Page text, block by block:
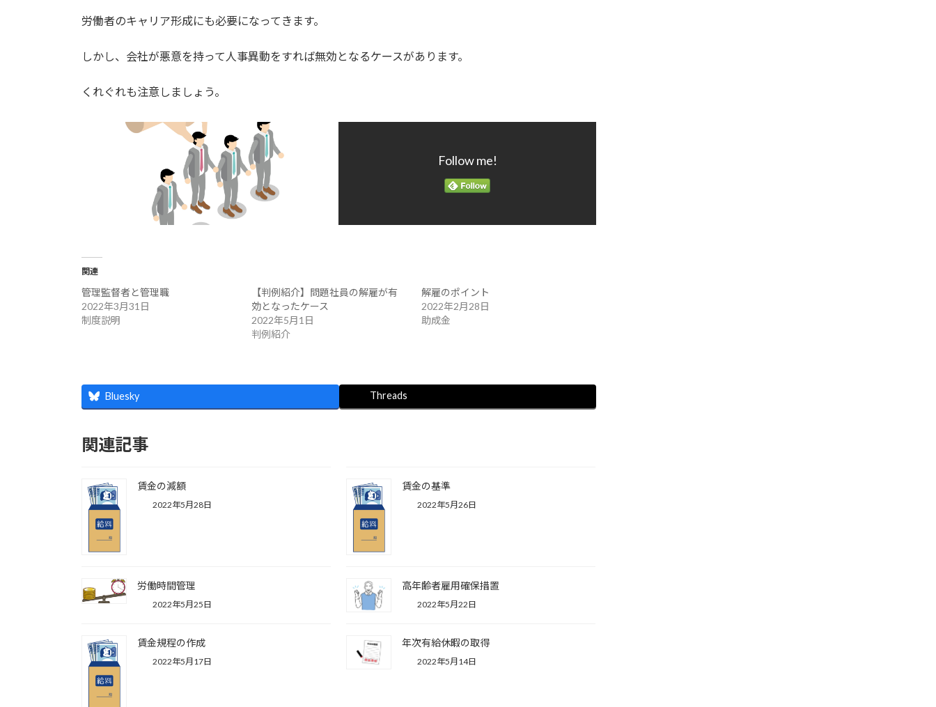
労働者のキャリア形成にも必要になってきます。
しかし、会社が悪意を持って人事異動をすれば無効となるケースがあります。
くれぐれも注意しましょう。
Follow me!
関連
管理監督者と管理職
2022年3月31日
制度説明
【判例紹介】問題社員の解雇が有
効となったケース
2022年5月1日
判例紹介
解雇のポイント
2022年2月28日
助成金
Bluesky Threads
関連記事
賃金の減額
2022年5月28日
賃金の基準
2022年5月26日
労働時間管理
2022年5月25日
高年齢者雇用確保措置
2022年5月22日
賃金規程の作成
2022年5月17日
年次有給休暇の取得
2022年5月14日